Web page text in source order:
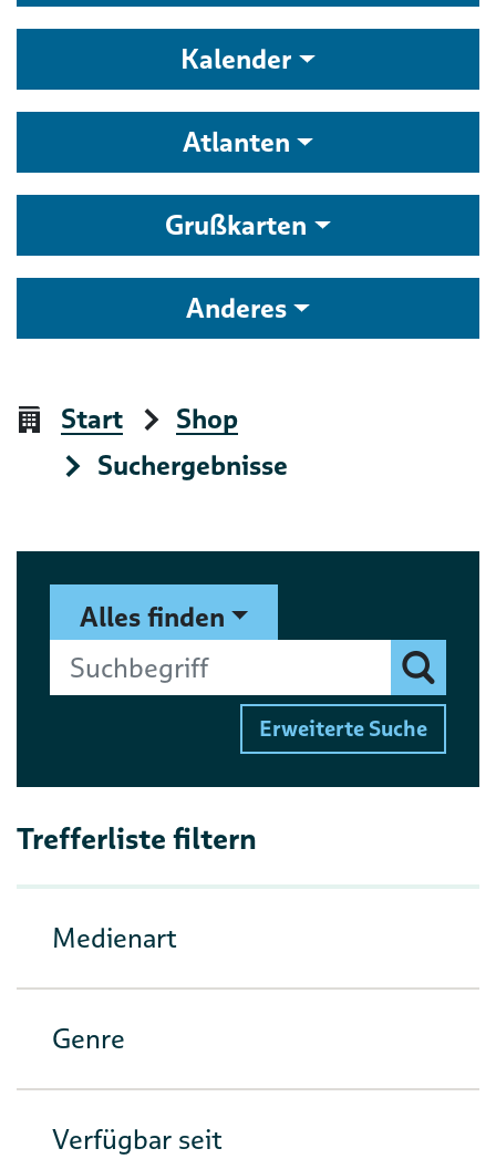
Kalender
Atlanten
Grußkarten
Anderes
Start
Shop
Suchergebnisse
Suchformular
Alles finden
Suchbegriff
Finden
Erweiterte Suche
Trefferliste filtern
Medienart
Genre
Verfügbar seit